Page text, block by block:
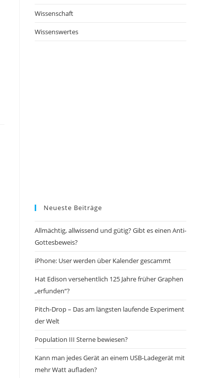
Wissenschaft
Wissenswertes
Neueste Beiträge
Allmächtig, allwissend und gütig? Gibt es einen Anti-
Gottesbeweis?
iPhone: User werden über Kalender gescammt
Hat Edison versehentlich 125 Jahre früher Graphen
„erfunden“?
Pitch-Drop – Das am längsten laufende Experiment
der Welt
Population III Sterne bewiesen?
Kann man jedes Gerät an einem USB-Ladegerät mit
mehr Watt aufladen?